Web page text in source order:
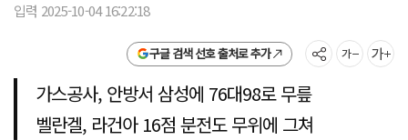
입력 2025-10-04 16:22:18
구글 검색 선호 출처로 추가
가스공사, 안방서 삼성에 76대98로 무릎
벨란겔, 라건아 16점 분전도 무위에 그쳐